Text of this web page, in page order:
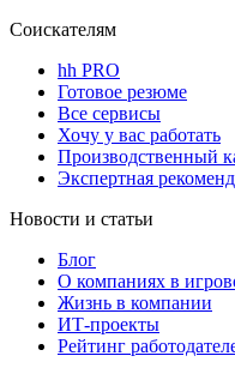
Соискателям
hh PRO
Готовое резюме
Все сервисы
Хочу у вас работать
Производственный
Экспертная
Новости и статьи
Блог
О компаниях в
Жизнь в компании
ИТ-проекты
Рейтинг